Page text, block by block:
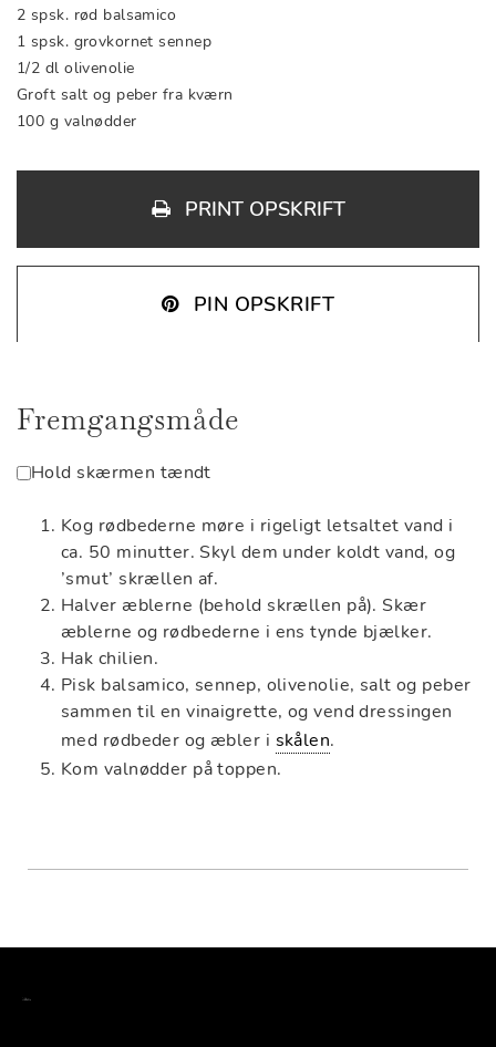
Fremgangsmåde
Hold skærmen tændt
Kog rødbederne møre i rigeligt letsaltet vand i
ca. 50 minutter. Skyl dem under koldt vand, og
’smut’ skrællen af.
Halver æblerne (behold skrællen på). Skær
æblerne og rødbederne i ens tynde bjælker.
Hak chilien.
Pisk balsamico, sennep, olivenolie, salt og peber
sammen til en vinaigrette, og vend dressingen
med rødbeder og æbler i skålen.
Kom valnødder på toppen.
2 spsk. rød balsamico
1 spsk. grovkornet sennep
1/2 dl olivenolie
Groft salt og peber fra kværn
100 g valnødder
PRINT OPSKRIFT
PIN OPSKRIFT